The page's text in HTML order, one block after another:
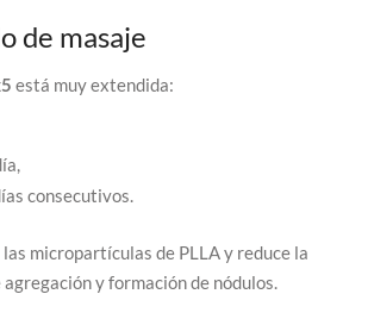
de masaje
está muy extendida:
consecutivos.
micropartículas de PLLA y reduce la
y formación de nódulos.